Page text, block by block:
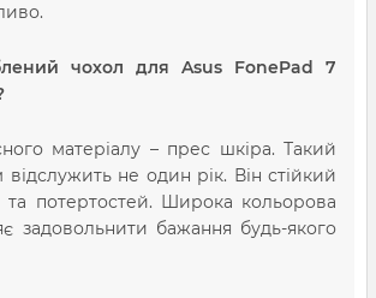
чохол для Asus FonePad 7
матеріалу – прес шкіра. Такий
не один рік. Він стійкий
потертостей. Широка кольорова
задовольнити бажання будь-якого